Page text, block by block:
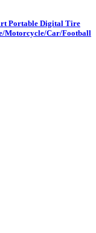
Portable Digital Tire
Motorcycle/Car/Football